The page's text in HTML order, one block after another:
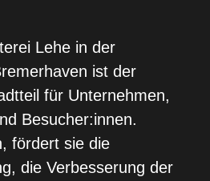
Lehe in der
ist der
für Unternehmen,
Besucher:innen.
fördert sie die
die Verbesserung der